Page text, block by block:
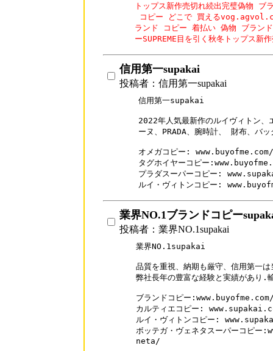
トップス新作売切れ続出完璧偽物 ブ
コピー どこで 買える
ランド コピー 着払い 偽物 ブラン
ーSUPREME目を引く秋冬トップス新
信用第一supakai
投稿者：信用第一supakai
信用第一supakai
2022年人気最新作のルイヴィトン
ーヌ、PRADA、腕時計、 財布、バ
オメガコピー:
タグホイヤーコピー
プラダスーパーコピー:
業界NO.1ブランドコピー
投稿者：業界NO.1supakai
業界NO.1supakai
品質を重視、納期も厳守、信用第一
弊社長年の豊富な経験と実績があり.
ブランドコピー
カルティエコピー:
ルイ・ヴィトンコピー:
ボッテガ・ヴェネタスーパーコピ
neta/